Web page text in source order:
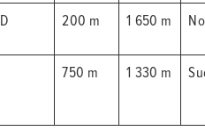
200 m 1 650 m
750 m 1 330 m